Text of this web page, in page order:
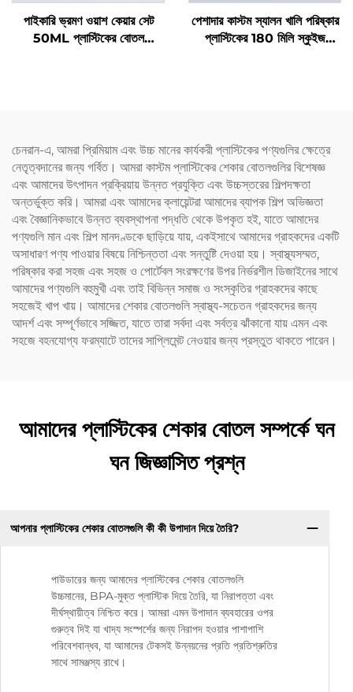
পাইকারি ভ্রমণ ওয়াশ কেয়ার সেট
50ML প্লাস্টিকের বোতল
পেশাদার কাস্টম স্যালন খালি পরিষ্কার
প্লাস্টিকের 180 মিলি স্কুইজ
চেনরান-এ, আমরা প্রিমিয়াম এবং উচ্চ মানের কার্যকরী প্লাস্টিকের পণ্যগুলির ক্ষেত্রে
নেতৃত্বদানের জন্য গর্বিত। আমরা কাস্টম প্লাস্টিকের শেকার বোতলগুলির বিশেষজ্ঞ
এবং আমাদের উৎপাদন প্রক্রিয়ায় উন্নত প্রযুক্তি এবং উচ্চস্তরের শিল্পদক্ষতা
অন্তর্ভুক্ত করি। আমরা এবং আমাদের ক্লায়েন্টরা আমাদের ব্যাপক শিল্প অভিজ্ঞতা
এবং বৈজ্ঞানিকভাবে উন্নত ব্যবস্থাপনা পদ্ধতি থেকে উপকৃত হই, যাতে আমাদের
পণ্যগুলি মান এবং শিল্প মানদণ্ডকে ছাড়িয়ে যায়, একইসাথে আমাদের গ্রাহকদের একটি
অসাধারণ পণ্য পাওয়ার বিষয়ে নিশ্চিন্ততা এবং সন্তুষ্টি দেওয়া হয়। স্বাস্থ্যসম্মত,
পরিষ্কার করা সহজ এবং সহজ ও পোর্টেবল সংরক্ষণের উপর নির্ভরশীল ডিজাইনের সাথে
আমাদের পণ্যগুলি বহুমুখী এবং তাই বিভিন্ন সমাজ ও সংস্কৃতির গ্রাহকদের কাছে
সহজেই খাপ খায়। আমাদের শেকার বোতলগুলি স্বাস্থ্য-সচেতন গ্রাহকদের জন্য
আদর্শ এবং সম্পূর্ণভাবে সজ্জিত, যাতে তারা সর্বদা এবং সর্বত্র ঝাঁকানো যায় এমন এবং
সহজে বহনযোগ্য ফরম্যাটে তাদের সাপ্লিমেন্ট নেওয়ার জন্য প্রস্তুত থাকতে পারেন।
আমাদের প্লাস্টিকের শেকার বোতল সম্পর্কে ঘন
ঘন জিজ্ঞাসিত প্রশ্ন
আপনার প্লাস্টিকের শেকার বোতলগুলি কী কী উপাদান দিয়ে তৈরি?
পাউডারের জন্য আমাদের প্লাস্টিকের শেকার বোতলগুলি
উচ্চমানের, BPA-মুক্ত প্লাস্টিক দিয়ে তৈরি, যা নিরাপত্তা এবং
দীর্ঘস্থায়ীত্ব নিশ্চিত করে। আমরা এমন উপাদান ব্যবহারের ওপর
গুরুত্ব দিই যা খাদ্য সংস্পর্শের জন্য নিরাপদ হওয়ার পাশাপাশি
পরিবেশবান্ধব, যা আমাদের টেকসই উন্নয়নের প্রতি প্রতিশ্রুতির
সাথে সামঞ্জস্য রাখে।